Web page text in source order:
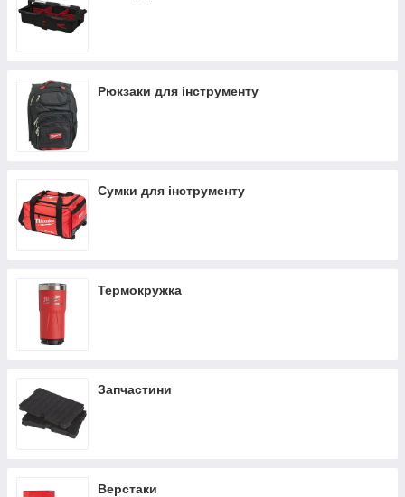
Рюкзаки для інструменту
Сумки для інструменту
Термокружка
Запчастини
Верстаки